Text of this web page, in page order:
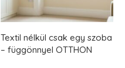
Textil nélkül csak egy szoba
– függönnyel OTTHON